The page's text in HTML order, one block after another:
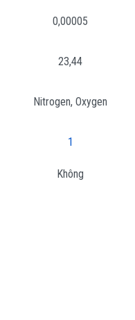
0,00005
23,44
Nitrogen, Oxygen
1
Không